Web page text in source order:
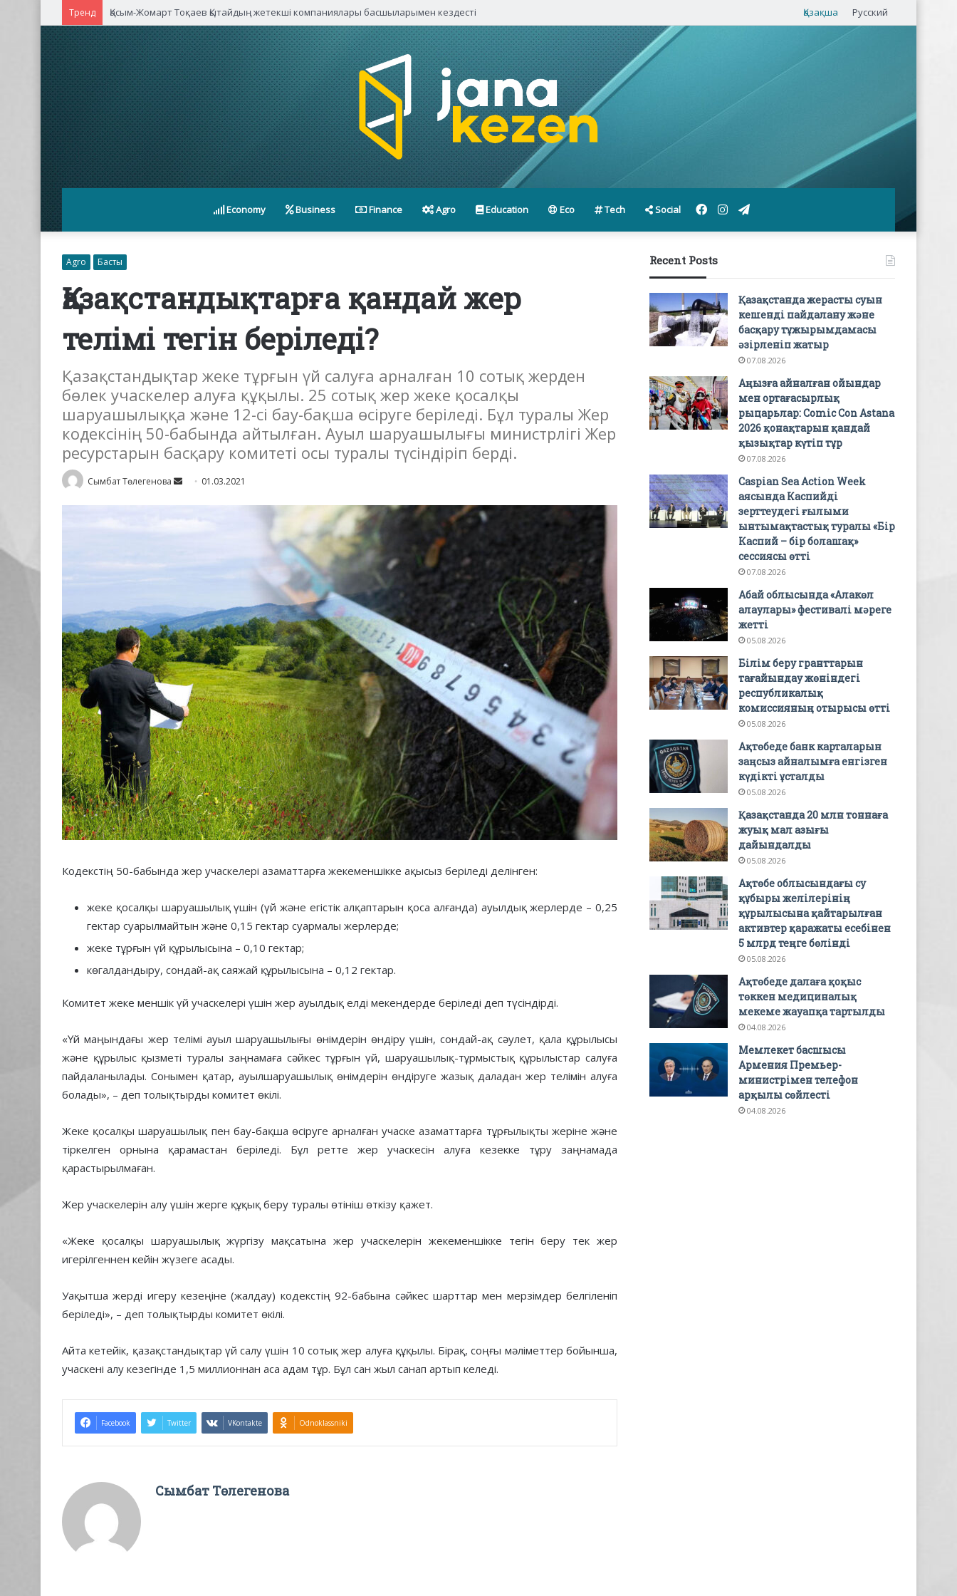
Тренд Қасым-Жомарт Тоқаев Қытайдың жетекші компаниялары басшыларымен кездесті Қазақша Русский
Economy Business Finance Agro Education Eco Tech Social Telegram
Instagram
Facebook
Agro Басты
Қазақстандықтарға қандай жер
телімі тегін беріледі?
Қазақстандықтар жеке тұрғын үй салуға арналған 10 сотық жерден
бөлек учаскелер алуға құқылы. 25 сотық жер жеке қосалқы
шаруашылыққа және 12-сі бау-бақша өсіруге беріледі. Бұл туралы Жер
кодексінің 50-бабында айтылған. Ауыл шаруашылығы министрлігі Жер
ресурстарын басқару комитеті осы туралы түсіндіріп берді.
Сымбат Төлегенова
Send 01.03.2021
Кодекстің 50-бабында жер учаскелері азаматтарға жекеменшікке ақысыз беріледі делінген:
жеке қосалқы шаруашылық үшін (үй және егістік алқаптарын қоса алғанда) ауылдық жерлерде – 0,25
гектар суарылмайтын және 0,15 гектар суармалы жерлерде;
жеке тұрғын үй құрылысына – 0,10 гектар;
көгалдандыру, сондай-ақ саяжай құрылысына – 0,12 гектар.
Комитет жеке меншік үй учаскелері үшін жер ауылдық елді мекендерде беріледі деп түсіндірді.
«Үй маңындағы жер телімі ауыл шаруашылығы өнімдерін өндіру үшін, сондай-ақ сәулет, қала құрылысы
және құрылыс қызметі туралы заңнамаға сәйкес тұрғын үй, шаруашылық-тұрмыстық құрылыстар салуға
пайдаланылады. Сонымен қатар, ауылшаруашылық өнімдерін өндіруге жазық даладан жер телімін алуға
болады», – деп толықтырды комитет өкілі.
Жеке қосалқы шаруашылық пен бау-бақша өсіруге арналған учаске азаматтарға тұрғылықты жеріне және
тіркелген орнына қарамастан беріледі. Бұл ретте жер учаскесін алуға кезекке тұру заңнамада
қарастырылмаған.
Жер учаскелерін алу үшін жерге құқық беру туралы өтініш өткізу қажет.
«Жеке қосалқы шаруашылық жүргізу мақсатына жер учаскелерін жекеменшікке тегін беру тек жер
игерілгеннен кейін жүзеге асады.
Уақытша жерді игеру кезеңіне (жалдау) кодекстің 92-бабына сәйкес шарттар мен мерзімдер белгіленіп
беріледі», – деп толықтырды комитет өкілі.
Айта кетейік, қазақстандықтар үй салу үшін 10 сотық жер алуға құқылы. Бірақ, соңғы мәліметтер бойынша,
учаскені алу кезегінде 1,5 миллионнан аса адам тұр. Бұл сан жыл санап артып келеді.
Facebook Twitter VKontakte Odnoklassniki
Сымбат Төлегенова
Recent Posts
Қазақстанда жерасты суын
кешенді пайдалану және
басқару тұжырымдамасы
әзірленіп жатыр
07.08.2026
Аңызға айналған ойындар
мен ортағасырлық
рыцарьлар: Comic Con Astana
2026 қонақтарын қандай
қызықтар күтіп тұр
07.08.2026
Caspian Sea Action Week
аясында Каспийді
зерттеудегі ғылыми
ынтымақтастық туралы «Бір
Каспий – бір болашақ»
сессиясы өтті
07.08.2026
Абай облысында «Алакөл
алаулары» фестивалі мәреге
жетті
05.08.2026
Білім беру гранттарын
тағайындау жөніндегі
республикалық
комиссияның отырысы өтті
05.08.2026
Ақтөбеде банк карталарын
заңсыз айналымға енгізген
күдікті ұсталды
05.08.2026
Қазақстанда 20 млн тоннаға
жуық мал азығы
дайындалды
05.08.2026
Ақтөбе облысындағы су
құбыры желілерінің
құрылысына қайтарылған
активтер қаражаты есебінен
5 млрд теңге бөлінді
05.08.2026
Ақтөбеде далаға қоқыс
төккен медициналық
мекеме жауапқа тартылды
04.08.2026
Мемлекет басшысы
Армения Премьер-
министрімен телефон
арқылы сөйлесті
04.08.2026